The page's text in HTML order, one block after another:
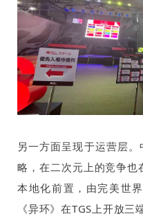
另一方面呈现于运营层
略，在二次元上的竞争也
本地化前置，由完美世
《异环》在TGS上开放三